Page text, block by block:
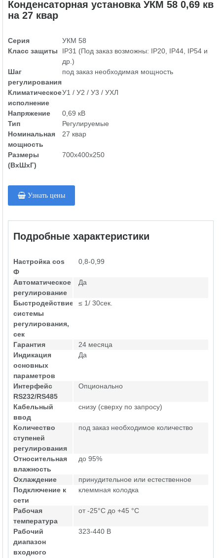
Конденсаторная установка УКМ 58 0,69 кв
на 27 квар
Серия
УКМ 58
Класс защиты
IP31 (Под заказ возможны: IP20, IP44, IP54 и
др.)
Шаг
регулирования
под заказ необходимая мощность
Климатическое
исполнение
У1 / У2 / У3 / УХЛ
Напряжение
0,69 кВ
Тип
Регулируемые
Номинальная
мощность
27 квар
Размеры
(ВхШхГ)
700х400х250
Узнать цены
Подробные характеристики
Настройка cos
Ф
0,8-0,99
Автоматическое
регулирование
Да
Быстродействие
системы
регулирования,
сек
≤ 1/ 30сек.
Гарантия
24 месяца
Индикация
основных
параметров
Да
Интерфейс
RS232/RS485
Опционально
Кабельный
ввод
снизу (сверху по запросу)
Количество
ступеней
регулирования
под заказ необходимое количество
Относительная
влажность
до 95%
Охлаждение
принудительное или естественное
Подключение к
сети
клеммная колодка
Рабочая
температура
от -25°C до +45 °C
Рабочий
диапазон
входного
323-440 В